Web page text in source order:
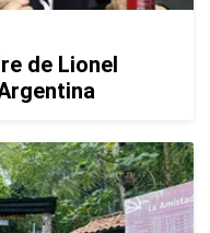
de Lionel